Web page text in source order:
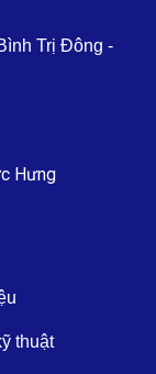
Trị Đông -
Hưng
thuật